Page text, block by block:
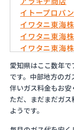
イトープロパ
イワタニ東海
イワタニ東海
イワタニ東海
イワタニ東海
およべプロパン
ガスショップ
ガステックサ
ガステックサ
愛知県はここ数年
です。中部地方の
伴いガス料金もお安
ただ、まだまだガ
ようです。